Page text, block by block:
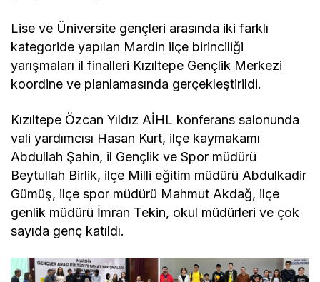
Lise ve Üniversite gençleri arasında iki farklı
kategoride yapılan Mardin ilçe birinciliği
yarışmaları il finalleri Kızıltepe Gençlik Merkezi
koordine ve planlamasında gerçekleştirildi.
Kızıltepe Özcan Yıldız AİHL konferans salonunda
vali yardımcısı Hasan Kurt, ilçe kaymakamı
Abdullah Şahin, il Gençlik ve Spor müdürü
Beytullah Birlik, ilçe Milli eğitim müdürü Abdulkadir
Gümüş, ilçe spor müdürü Mahmut Akdağ, ilçe
genlik müdürü İmran Tekin, okul müdürleri ve çok
sayıda genç katıldı.